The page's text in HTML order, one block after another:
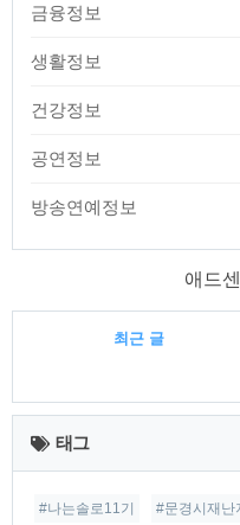
금융정보
생활정보
건강정보
공연정보
방송연예정보
애드
최근 글
최
근
글
태그
#나는솔로11기 #문경시재난